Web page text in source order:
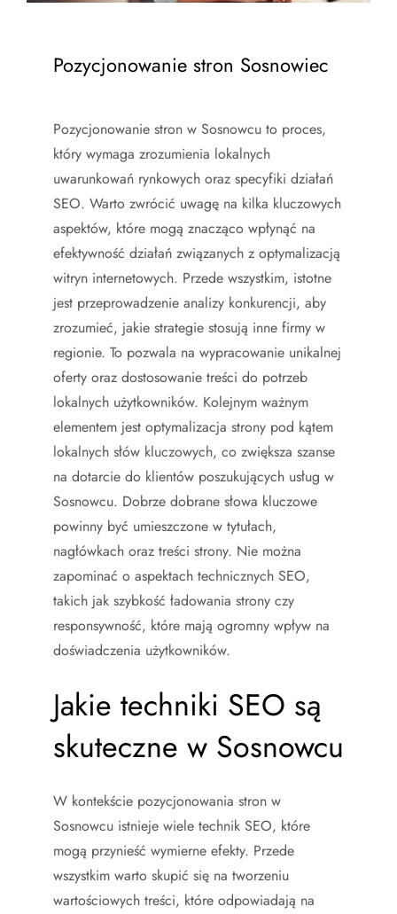
Pozycjonowanie stron Sosnowiec
Pozycjonowanie stron w Sosnowcu to proces,
który wymaga zrozumienia lokalnych
uwarunkowań rynkowych oraz specyfiki działań
SEO. Warto zwrócić uwagę na kilka kluczowych
aspektów, które mogą znacząco wpłynąć na
efektywność działań związanych z optymalizacją
witryn internetowych. Przede wszystkim, istotne
jest przeprowadzenie analizy konkurencji, aby
zrozumieć, jakie strategie stosują inne firmy w
regionie. To pozwala na wypracowanie unikalnej
oferty oraz dostosowanie treści do potrzeb
lokalnych użytkowników. Kolejnym ważnym
elementem jest optymalizacja strony pod kątem
lokalnych słów kluczowych, co zwiększa szanse
na dotarcie do klientów poszukujących usług w
Sosnowcu. Dobrze dobrane słowa kluczowe
powinny być umieszczone w tytułach,
nagłówkach oraz treści strony. Nie można
zapominać o aspektach technicznych SEO,
takich jak szybkość ładowania strony czy
responsywność, które mają ogromny wpływ na
doświadczenia użytkowników.
Jakie techniki SEO są
skuteczne w Sosnowcu
W kontekście pozycjonowania stron w
Sosnowcu istnieje wiele technik SEO, które
mogą przynieść wymierne efekty. Przede
wszystkim warto skupić się na tworzeniu
wartościowych treści, które odpowiadają na